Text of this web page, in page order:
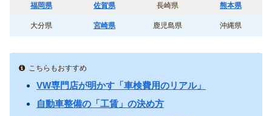
福岡県 佐賀県 長崎県 熊本県
大分県 宮崎県 鹿児島県 沖縄県
こちらもおすすめ
VW専門店が明かす「車検費用のリアル」
自動車整備の「工賃」の決め方